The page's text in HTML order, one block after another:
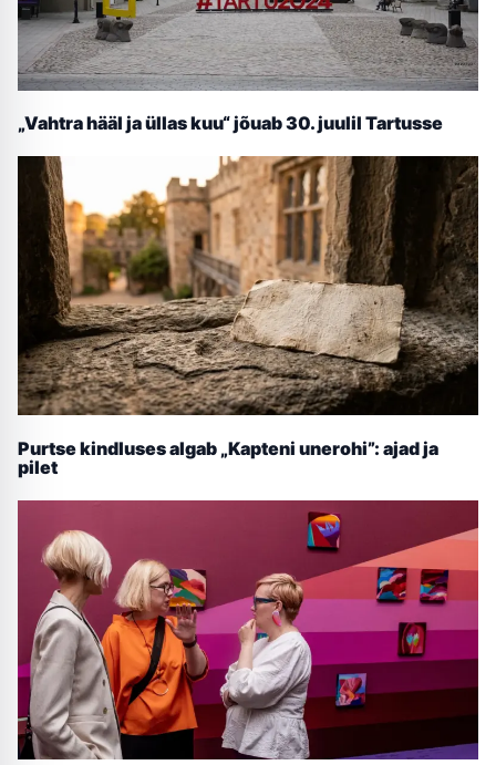
„Vahtra hääl ja üllas kuu“ jõuab 30. juulil Tartusse
Purtse kindluses algab „Kapteni unerohi”: ajad ja
pilet